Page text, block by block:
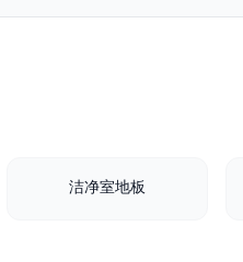
洁净室地板